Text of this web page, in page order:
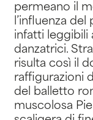
permeano il
l’influenza
infatti leggibili
danzatrici.
risulta così il
raffigurazioni
del balletto
muscolosa